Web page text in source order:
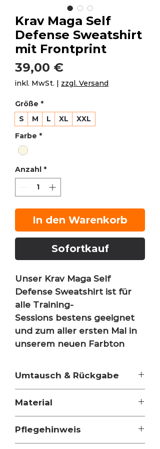
Krav Maga Self
Defense Sweatshirt
mit Frontprint
39,00 €Preis
inkl. MwSt. | zzgl. Versand
Größe *
S
M L XL
XXL
Farbe *
Anzahl *
In den Warenkorb
Sofortkauf
Unser Krav Maga Self
Defense Sweatshirt ist für
alle Training-
Sessions bestens geeignet
und zum aller ersten Mal in
unserem neuen Farbton
Der Baumwollstoff ist
angenehme Länge kann
Umtausch & Rückgabe
Tagen nach Erhalt ohne Angabe
von Gründen an Krav Maga Eite by
Elite Concept GmbH
zurückgesendet oder abgegeben
werden.
Material
Pflegehinweis